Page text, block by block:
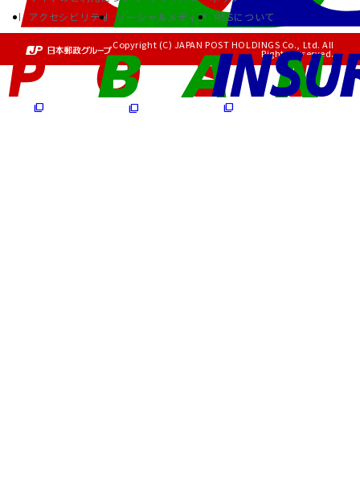
アクセシビリティ
ソーシャルメディア RSSについて
Copyright (C) JAPAN POST HOLDINGS Co., Ltd. All
Rights Reserved.